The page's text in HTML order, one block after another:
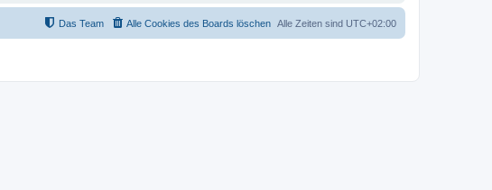
Alle Zeiten sind UTC+02:00
Alle Cookies des Boards löschen
Das Team